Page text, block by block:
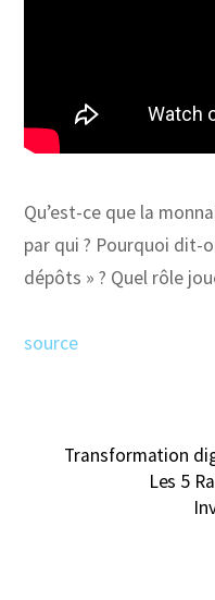
Qu’est-ce que la
par qui ? Pourquoi dit-
dépôts » ? Quel rôle
source
Transformation
Les 5